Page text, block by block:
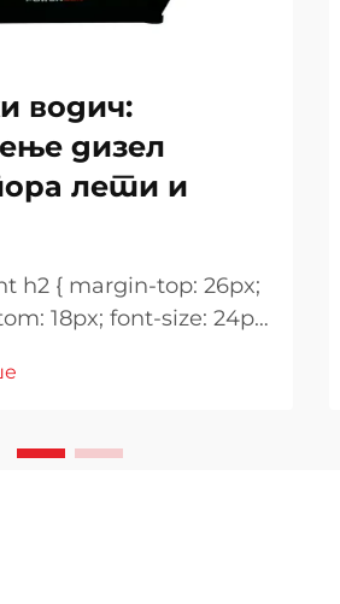
водич:
дизел
лети и
h2 { margin-top: 26px;
18px; font-size: 24px
} .blog-content h3 {
20px !important;